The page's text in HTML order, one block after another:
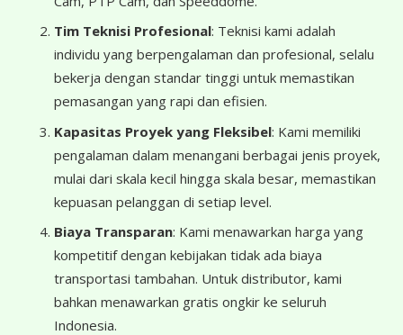
Tim Teknisi Profesional: Teknisi kami adalah
individu yang berpengalaman dan profesional, selalu
bekerja dengan standar tinggi untuk memastikan
pemasangan yang rapi dan efisien.
Kapasitas Proyek yang Fleksibel: Kami memiliki
pengalaman dalam menangani berbagai jenis proyek,
mulai dari skala kecil hingga skala besar, memastikan
kepuasan pelanggan di setiap level.
Biaya Transparan: Kami menawarkan harga yang
kompetitif dengan kebijakan tidak ada biaya
transportasi tambahan. Untuk distributor, kami
bahkan menawarkan gratis ongkir ke seluruh
Indonesia.